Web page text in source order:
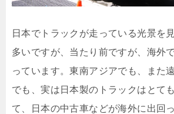
日本でトラックが走っている光景を
多いですが、当たり前ですが、海外
っています。東南アジアでも、また
でも、実は日本製のトラックはとて
て、日本の中古車などが海外に出回